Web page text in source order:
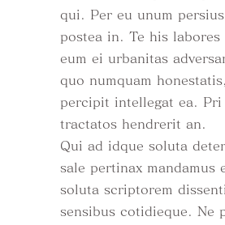
qui. Per eu unum
postea in. Te his labores
eum ei urbanitas
quo numquam
percipit intellegat ea. Pri
tractatos hendrerit an.
Qui ad idque soluta
sale pertinax mandamus
soluta scriptorem
sensibus cotidieque. Ne